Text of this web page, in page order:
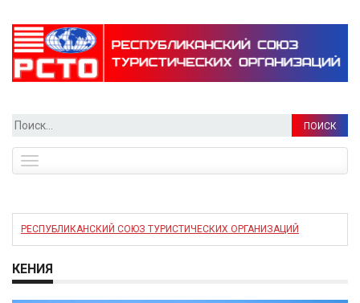
Найти:
navigation
РЕСПУБЛИКАНСКИЙ СОЮЗ ТУРИСТИЧЕСКИХ ОРГАНИЗАЦИЙ
КЕНИЯ